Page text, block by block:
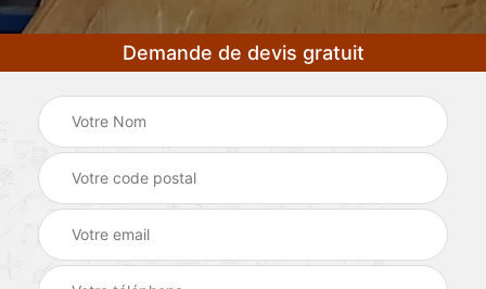
Demande de devis gratuit